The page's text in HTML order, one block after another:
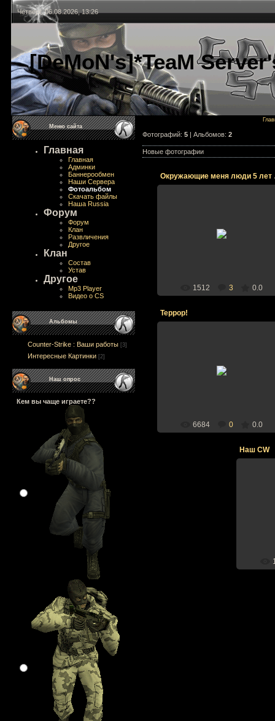
Четверг, 06.08.2026, 13:26
[DeMoN's]*TeaM
Меню сайта
Главная
Главная
Админки
Баннерообмен
Наши Сервера
Фотоальбом
Скачать файлы
Наша Russia
Форум
Форум
Клан
Развличения
Другое
Клан
Состав
Устав
Другое
Mp3 Player
Видео о CS
Альбомы
Counter-Strike : Ваши работы [3]
Интересные Картинки [2]
Наш опрос
Кем вы чаще играете??
Фотографий: 5 | Альбомов: 2
Новые фотографии
1512 3 0.0
Террор!
6684 0 0.0
Наш CW